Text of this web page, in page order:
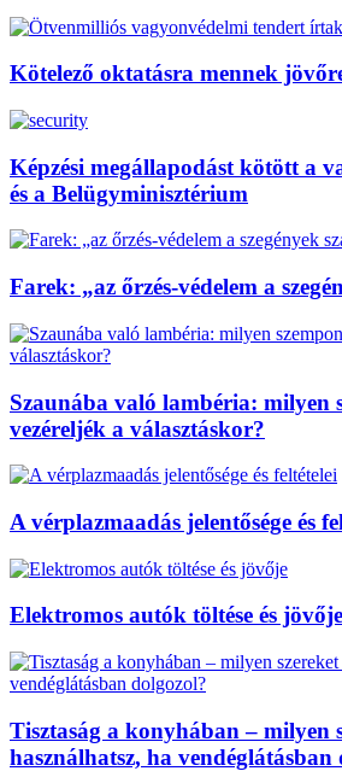
Kötelező oktatásra mennek
Képzési megállapodást kötött a
és a Belügyminisztérium
Farek: „az őrzés-védelem a
Szaunába való lambéria: milyen
vezéreljék a választáskor?
A vérplazmaadás jelentősége és
Elektromos autók töltése és jövője
Tisztaság a konyhában – milyen
használhatsz, ha vendéglátásban